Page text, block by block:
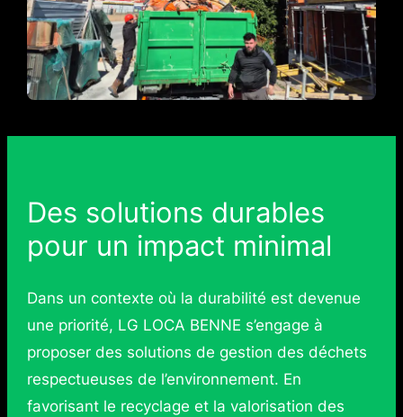
Des solutions durables
pour un impact minimal
Dans un contexte où la durabilité est devenue
une priorité, LG LOCA BENNE s’engage à
proposer des solutions de gestion des déchets
respectueuses de l’environnement. En
favorisant le recyclage et la valorisation des